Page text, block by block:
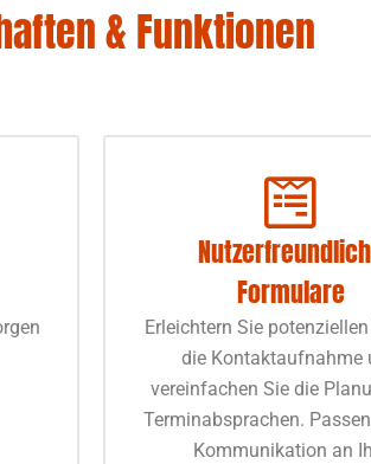
& Funktionen
Formulare
Erleichtern Sie
die Kontaktaufnahme
vereinfachen Sie die
Terminabsprachen.
Kommunikation an